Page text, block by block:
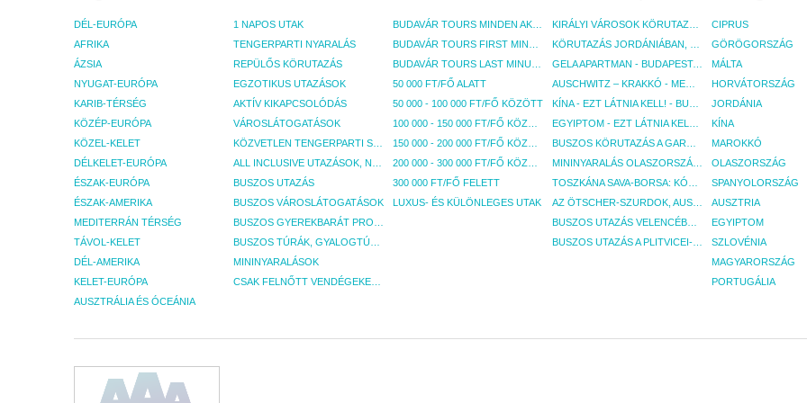
DÉL-EURÓPA
AFRIKA
ÁZSIA
NYUGAT-EURÓPA
KARIB-TÉRSÉG
KÖZÉP-EURÓPA
KÖZEL-KELET
DÉLKELET-EURÓPA
ÉSZAK-EURÓPA
ÉSZAK-AMERIKA
MEDITERRÁN TÉRSÉG
TÁVOL-KELET
DÉL-AMERIKA
KELET-EURÓPA
AUSZTRÁLIA ÉS ÓCEÁNIA
1 NAPOS UTAK
TENGERPARTI NYARALÁS
REPÜLŐS KÖRUTAZÁS
EGZOTIKUS UTAZÁSOK
AKTÍV KIKAPCSOLÓDÁS
VÁROSLÁTOGATÁSOK
BUSZOS UTAZÁS
BUSZOS VÁROSLÁTOGATÁSOK
MININYARALÁSOK
50 000 FT/FŐ ALATT
50 000 - 100 000 FT/FŐ KÖZÖTT
300 000 FT/FŐ FELETT
LUXUS- ÉS KÜLÖNLEGES UTAK
GELA APARTMAN - BUDAPEST, REPÜLŐ
CIPRUS
GÖRÖGORSZÁG
MÁLTA
HORVÁTORSZÁG
JORDÁNIA
KÍNA
MAROKKÓ
OLASZORSZÁG
SPANYOLORSZÁG
AUSZTRIA
EGYIPTOM
SZLOVÉNIA
MAGYARORSZÁG
PORTUGÁLIA